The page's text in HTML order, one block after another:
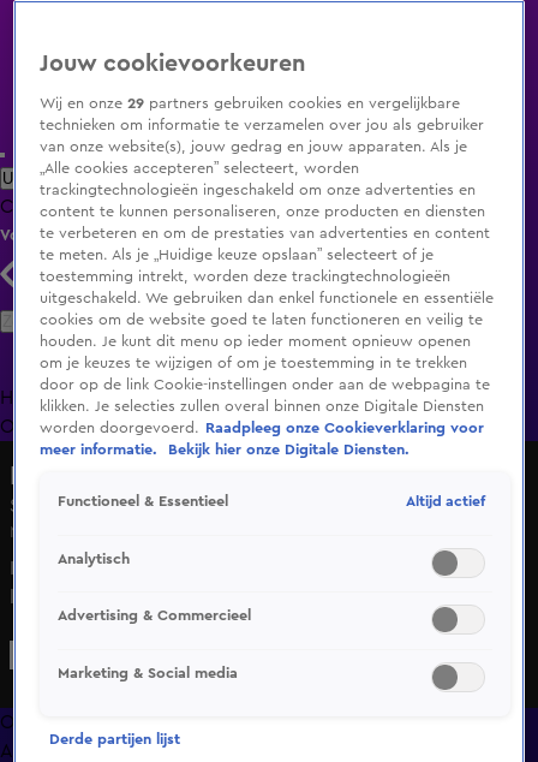
Uitzending Gemist Populaire programma's Zenders Genres
ClipsFilmsRadioSmart TV inlogShop
Volg KIJK
Zoeken
HomeUitzending Gemist Programma's De Bondgenoten
OranjezomerLivestreamsShop
Seizoen 9, aflevering 111
Ma 8 juni, 18:27
Koen is geen Karate Kid, maar wel een hele leuke Jiu Jitsu
kinderen overgehouden aan een relationele contactsport!
afgestemd! JoJo is er alleen niet zo zeker van of Devin al
klaar is voor het serieuze werk!
Overzicht
Afleveringen
Jouw cookievoorkeuren
Wij en onze29 partners gebruiken cookies en vergelijkbare
technieken om informatie te verzamelen over jou als gebruiker
van onze website(s), jouw gedrag en jouw apparaten. Als je
„Alle cookies accepteren” selecteert, worden
trackingtechnologieën ingeschakeld om onze advertenties en
content te kunnen personaliseren, onze producten en diensten
te verbeteren en om de prestaties van advertenties en content
te meten. Als je „Huidige keuze opslaan” selecteert of je
toestemming intrekt, worden deze trackingtechnologieën
uitgeschakeld. We gebruiken dan enkel functionele en essentiële
cookies om de website goed te laten functioneren en veilig te
houden. Je kunt dit menu op ieder moment opnieuw openen
om je keuzes te wijzigen of om je toestemming in te trekken
door op de link Cookie-instellingen onder aan de webpagina te
klikken. Je selecties zullen overal binnen onze Digitale Diensten
worden doorgevoerd.
Raadpleeg onze Cookieverklaring voor
meer informatie.
Bekijk hier onze Digitale Diensten.
Functioneel & Essentieel Altijd actief
Analytisch
Advertising & Commercieel
Marketing & Social media
Derde partijen lijst